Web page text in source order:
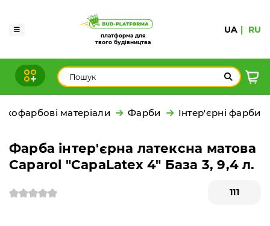
платформа для
твого будівництва
UA RU
матеріали Фарби Інтер'єрні фарби
Фарба інтер'єрна латексна матова
Caparol "CapaLatex 4" База 3, 9,4 л.
111